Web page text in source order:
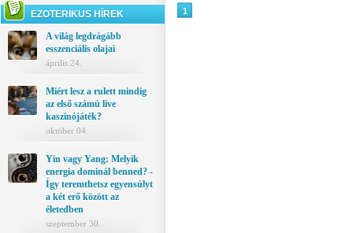
EZOTERIKUS HÍREK
A világ legdrágább
esszenciális olajai
április 24.
Miért lesz a rulett mindig
az első számú live
kaszinójáték?
október 04.
Yin vagy Yang: Melyik
energia dominál benned? -
Így teremthetsz egyensúlyt
a két erő között az
életedben
szeptember 30.
1